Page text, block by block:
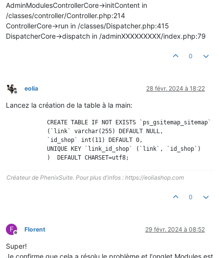
AdminModulesControllerCore->initContent in
/classes/controller/Controller.php:214
ControllerCore->run in /classes/Dispatcher.php:415
DispatcherCore->dispatch in /adminXXXXXXXXX/index.php:79
0
Hors-ligne
eolia 28 févr. 2024 à 18:22
Lancez la création de la table à la main:
            CREATE TABLE IF NOT EXISTS `ps_gsitemap_sitemap`
            (`link` varchar(255) DEFAULT NULL,
            `id_shop` int(11) DEFAULT 0,
            UNIQUE KEY `link_id_shop` (`link`, `id_shop`)
Créateur de PhenixSuite. Pour plus d'infos : https://eoliashop.com
0
F
Hors-ligne
Florent 29 févr. 2024 à 08:52
Super!
Je confirme que cela a résolu le problème et l'onglet Modules est